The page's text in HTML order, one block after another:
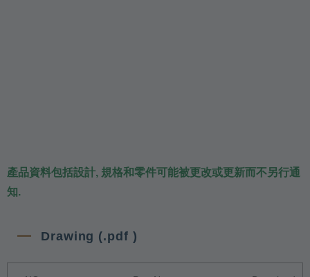
產品資料包括設計, 規格和零件可能被更改或更新而不另行通
知.
Drawing (.pdf )